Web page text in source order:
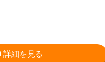
詳細を見る